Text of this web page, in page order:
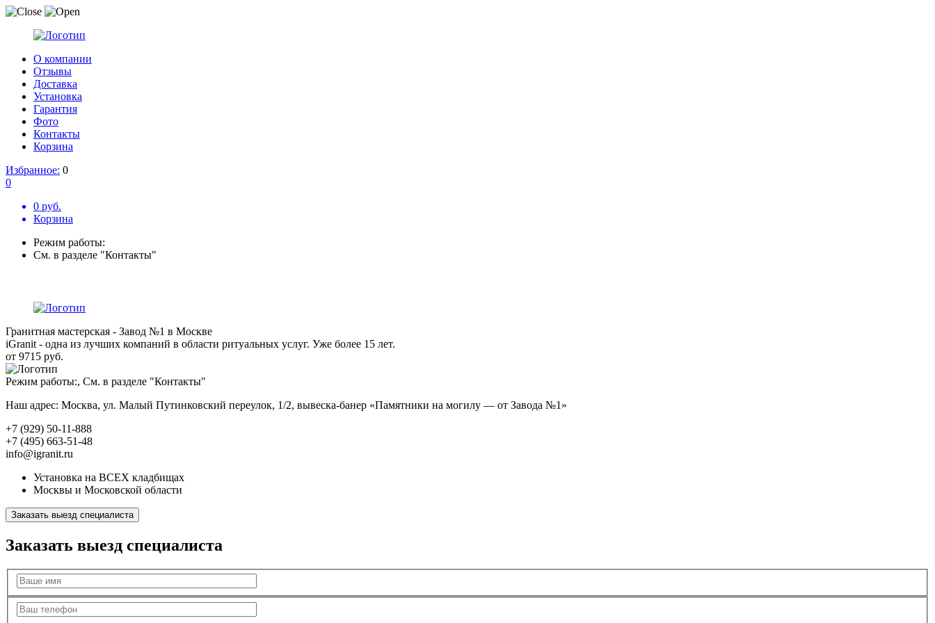
О компании
Отзывы
Доставка
Установка
Гарантия
Фото
Контакты
Корзина
Избранное: 0
0
0 руб.
Корзина
Режим работы:
См. в разделе "Контакты"
Гранитная мастерская - Завод №1 в Москве
iGranit - одна из лучших компаний в области ритуальных услуг. Уже более 15 лет.
от 9715 руб.
Режим работы:, См. в разделе "Контакты"
Наш адрес: Москва, ул. Малый Путинковский переулок, 1/2, вывеска-банер «Памятники на могилу — от Завода №1»
+7 (929) 50-11-888
+7 (495) 663-51-48
info@igranit.ru
Установка на ВСЕХ кладбищах
Москвы и Московской области
Заказать выезд специалиста
Заказать выезд специалиста